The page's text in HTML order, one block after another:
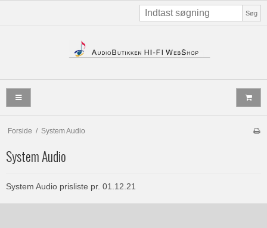
Søg
Forside / System Audio
System Audio
System Audio prisliste pr. 01.12.21